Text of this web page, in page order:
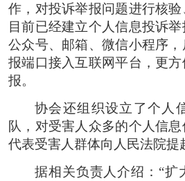
作，对投诉举报问题进行核
目前已经建立个人信息投诉举
公众号、邮箱、微信小程序
报端口接入互联网平台，更
报。
协会还组织设立了个人
队，对受害人众多的个人信息
代表受害人群体向人民法院提
据相关负责人介绍：“扩